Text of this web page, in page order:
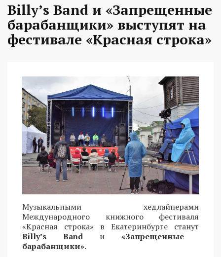
Billy’s Band и «Запрещенные
барабанщики» выступят на
фестивале «Красная строка»
Музыкальными хедлайнерами
Международного книжного фестиваля
«Красная строка» в Екатеринбурге станут
Billy’s Band и «Запрещенные
барабанщики».